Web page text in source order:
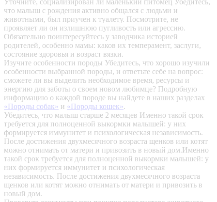
Уточните, социализирован ли маленький питомец Убедитесь,
что малыш с рождения активно общался с людьми и
животными, был приучен к туалету. Посмотрите, не
проявляет ли он излишнюю пугливость или агрессию.
Обязательно поинтересуйтесь у заводчика историей
родителей, особенно мамы: каков их темперамент, заслуги,
состояние здоровья и возраст вязки.
Изучите особенности породы Убедитесь, что хорошо изучили
особенности выбранной породы, и ответьте себе на вопрос:
сможете ли вы выделить необходимое время, ресурсы и
энергию для заботы о своем новом любимце? Подробную
информацию о каждой породе вы найдете в наших разделах
«Породы собак» и «Породы кошек».
Убедитесь, что малыш старше 2 месяцев Именно такой срок
требуется для полноценной выкормки малышей: у них
формируется иммунитет и психологическая независимость.
После достижения двухмесячного возраста щенков или котят
можно отнимать от матери и привозить в новый дом.Именно
такой срок требуется для полноценной выкормки малышей: у
них формируется иммунитет и психологическая
независимость. После достижения двухмесячного возраста
щенков или котят можно отнимать от матери и привозить в
новый дом.